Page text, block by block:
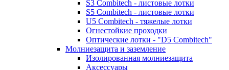
S3 Combitech - листовые лотки
S5 Combitech - листовые лотки
U5 Combitech - тяжелые лотки
Огнестойкие проходки
Оптические лотки - "D5 Combitech"
Молниезащита и заземление
Изолированная молниезащита
Аксессуары